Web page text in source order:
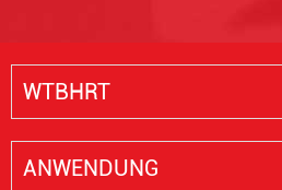
WTBHRT
ANWENDUNG